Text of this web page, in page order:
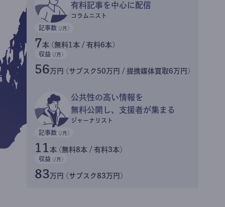
有料記事を中心に配信
コラムニスト
記事数 (/月)
7本 (無料1本 / 有料6本)
収益 (/月)
56万円 (サブスク50万円 / 提携媒体買取6万円)
公共性の高い情報を
無料公開し、支援者が集まる
ジャーナリスト
記事数 (/月)
11 本 (無料8本 / 有料3本)
収益 (/月)
83万円 (サブスク83万円)